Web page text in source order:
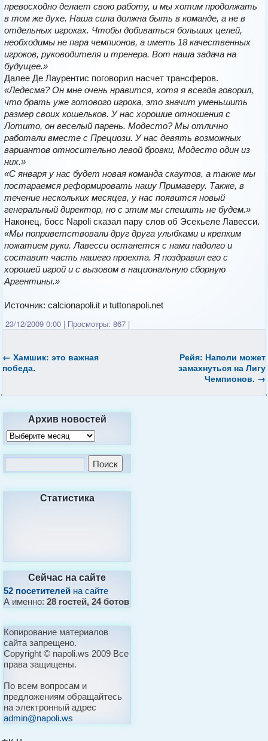
превосходно делает свою работу, и мы хотим продолжать
в том же духе. Наша сила должна быть в команде, а не в
отдельных игроках. Чтобы добиваться больших целей,
необходимы не пара чемпионов, а иметь 18 качественных
игроков, руководителя и тренера. Вот наша задача на
будущее.»
Далее Де Лаурентис поговорил насчет трансферов.
«Ледесма? Он мне очень нравится, хотя я всегда говорил,
что брать уже готового игрока, это значит уменьшить
размер своих кошельков. У нас хорошие отношения с
Лотито, он веселый парень. Модесто? Мы отлично
работали вместе с Прециози. У нас девять возможных
вариантов относительно левой бровки, Модесто один из
них.»
«С января у нас будет новая команда скаутов, а также мы
постараемся реформировать нашу Примаверу. Также, в
течение нескольких месяцев, у нас появится новый
генеральный директор, но с этим мы спешить не будем.»
Наконец, босс Napoli сказал пару слов об Эсекьеле Лавесси.
«Мы поприветствовали друг друга улыбками и крепким
пожатием руки. Лавесси останется с нами надолго и
составит часть нашего проекта. Я поздравил его с
хорошей игрой и с вызовом в национальную сборную
Аргентины.»
Источник: calcionapoli.it и tuttonapoli.net
23/12/2009 0:00 | Просмотры: 867 |
← Хамшик: это важная
победа.
Рейя: Наполи может
замахнуться на Лигу
Чемпионов. →
Архив новостей
Статистика
Сейчас на сайте
52 посетителей на сайте
А именно:28 гостей, 24 ботов
Копирование материалов
сайта запрещено.
Copyright © napoli.ws 2009 Все
права защищены.
По всем вопросам и
предложениям обращайтесь
на электронный адрес
admin@napoli.ws